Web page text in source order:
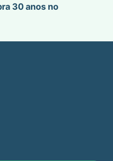
30 anos no